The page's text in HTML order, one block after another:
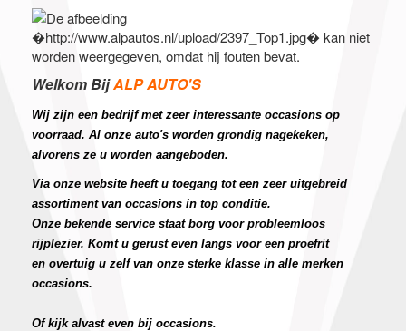
Welkom BijALP AUTO'S
Wij zijn een bedrijf met zeer interessante occasions op
voorraad. Al onze auto's worden grondig nagekeken,
alvorens ze u worden aangeboden.
Via onze website heeft u toegang tot een zeer uitgebreid
assortiment van occasions in top conditie.
Onze bekende service staat borg voor probleemloos
rijplezier. Komt u gerust even langs voor een proefrit
en overtuig u zelf van onze sterke klasse in alle merken
occasions.
Of kijk alvast even bij occasions.